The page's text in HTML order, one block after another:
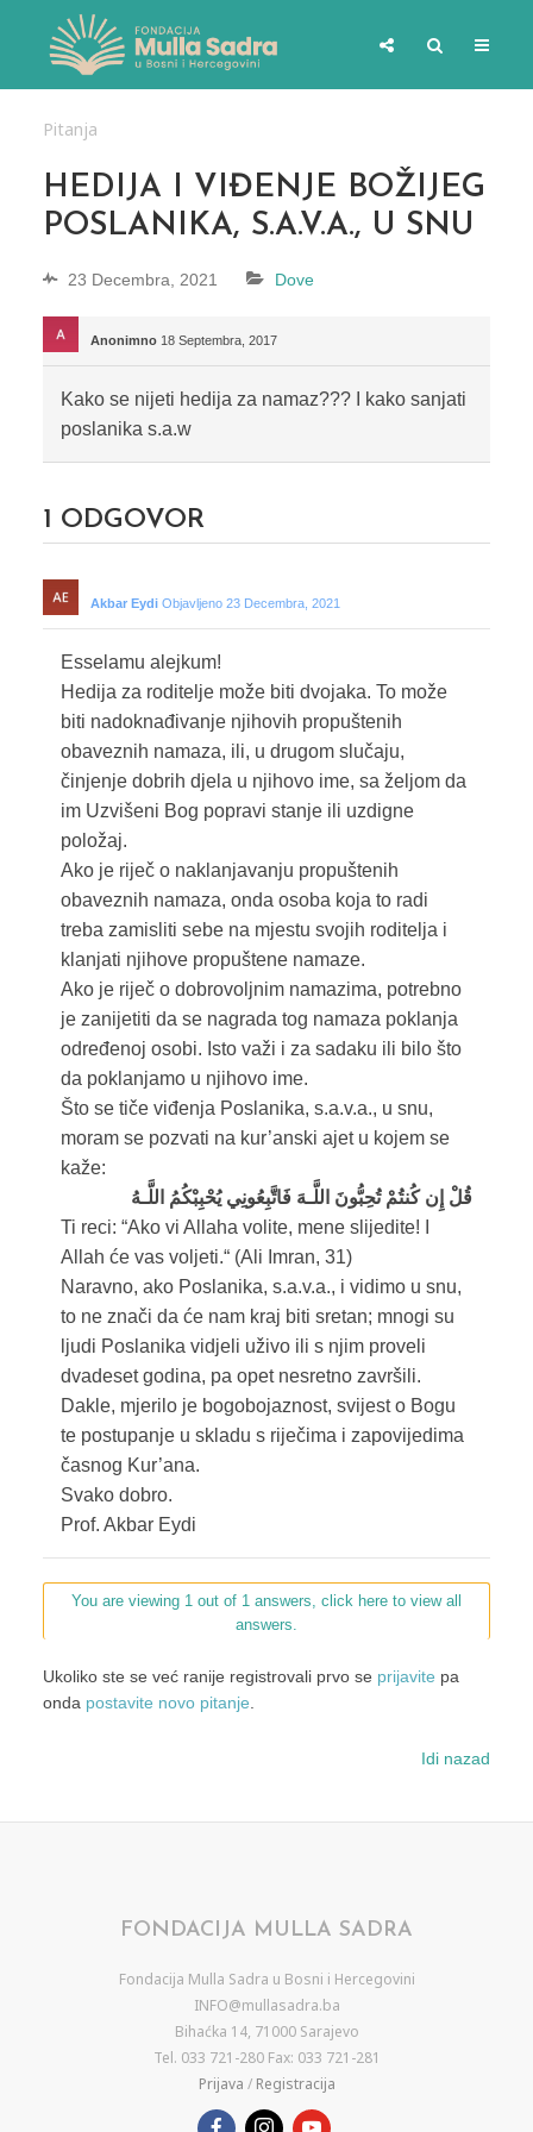
Pitanja
HEDIJA I VIĐENJE BOŽIJEG
POSLANIKA, S.A.V.A., U SNU
23 Decembra, 2021 Dove
Anonimno 18 Septembra, 2017
Kako se nijeti hedija za namaz??? I kako sanjati
poslanika s.a.w
1 ODGOVOR
Akbar Eydi Objavljeno 23 Decembra, 2021
Esselamu alejkum!
Hedija za roditelje može biti dvojaka. To može
biti nadoknađivanje njihovih propuštenih
obaveznih namaza, ili, u drugom slučaju,
činjenje dobrih djela u njihovo ime, sa željom da
im Uzvišeni Bog popravi stanje ili uzdigne
položaj.
Ako je riječ o naklanjavanju propuštenih
obaveznih namaza, onda osoba koja to radi
treba zamisliti sebe na mjestu svojih roditelja i
klanjati njihove propuštene namaze.
Ako je riječ o dobrovoljnim namazima, potrebno
je zanijetiti da se nagrada tog namaza poklanja
određenoj osobi. Isto važi i za sadaku ili bilo što
da poklanjamo u njihovo ime.
Što se tiče viđenja Poslanika, s.a.v.a., u snu,
moram se pozvati na kur’anski ajet u kojem se
kaže:
قُلْ إِن كُنتُمْ تُحِبُّونَ اللَّـهَ فَاتَّبِعُونِي يُحْبِبْكُمُ اللَّـهُ
Ti reci: “Ako vi Allaha volite, mene slijedite! I
Allah će vas voljeti.“ (Ali Imran, 31)
Naravno, ako Poslanika, s.a.v.a., i vidimo u snu,
to ne znači da će nam kraj biti sretan; mnogi su
ljudi Poslanika vidjeli uživo ili s njim proveli
dvadeset godina, pa opet nesretno završili.
Dakle, mjerilo je bogobojaznost, svijest o Bogu
te postupanje u skladu s riječima i zapovijedima
časnog Kur’ana.
Svako dobro.
Prof. Akbar Eydi
You are viewing 1 out of 1 answers, click here to view all
answers.
Ukoliko ste se već ranije registrovali prvo se prijavite pa
onda postavite novo pitanje.
Idi nazad
FONDACIJA MULLA SADRA
Fondacija Mulla Sadra u Bosni i Hercegovini
INFO@mullasadra.ba
Bihaćka 14, 71000 Sarajevo
Tel. 033 721-280 Fax: 033 721-281
Prijava / Registracija